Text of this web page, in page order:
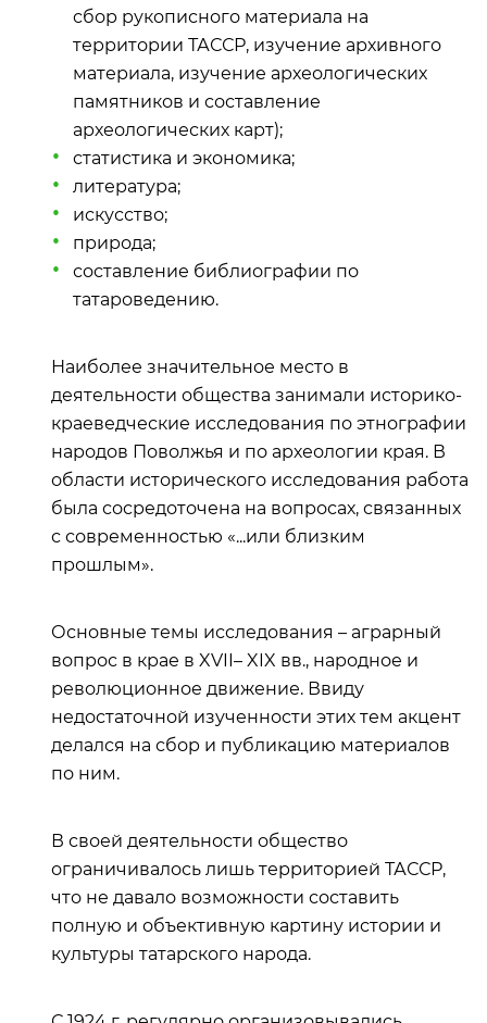
сбор рукописного материала на
территории ТАССР, изучение архивного
материала, изучение археологических
памятников и составление
археологических карт);
статистика и экономика;
литература;
искусство;
природа;
составление библиографии по
татароведению.
Наиболее значительное место в
деятельности общества занимали историко-
краеведческие исследования по этнографии
народов Поволжья и по археологии края. В
области исторического исследования работа
была сосредоточена на вопросах, связанных
с современностью «...или близким
прошлым».
Основные темы исследования – аграрный
вопрос в крае в XVII– XIX вв., народное и
революционное движение. Ввиду
недостаточной изученности этих тем акцент
делался на сбор и публикацию материалов
по ним.
В своей деятельности общество
ограничивалось лишь территорией ТАССР,
что не давало возможности составить
полную и объективную картину истории и
культуры татарского народа.